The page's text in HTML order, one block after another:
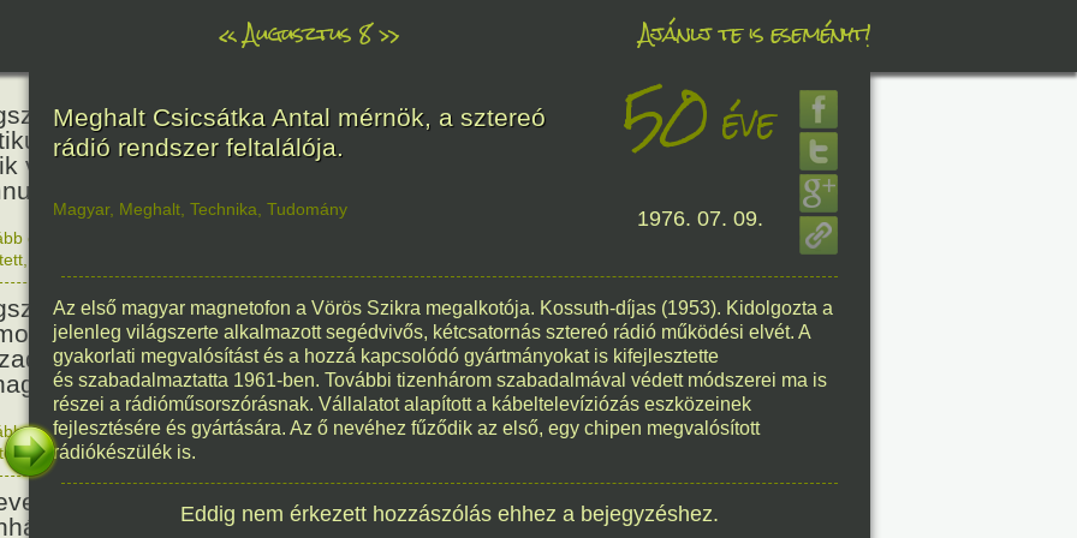
«Augusztus 8» Ajánlj te is eseményt!
Kölcsey Ferenc költő,
akadémikus, a reformkor
vezéregyénisége, a nemzeti
költője.
236éve
olvasom
Mikes Kelemen
műfordító, a XVIII.
magyar prózairodalom
alakja.
336éve
olvasom|1 hozzászólás, szólj Te is hozzá!
,Történelem,Irodalom
a Pesti Magyar
Nemzeti Színháznak.
186éve
Meghalt Csicsátka Antal mérnök, a sztereó
rádió rendszer feltalálója.
50 éve
Magyar, Meghalt Technika Tudomány 1976. 07. 09.
Az első magyar magnetofon a Vörös Szikra megalkotója. Kossuth-díjas (1953). Kidolgozta a
jelenleg világszerte alkalmazott segédvivős, kétcsatornás sztereó rádió működési elvét. A
gyakorlati megvalósítást és a hozzá kapcsolódó gyártmányokat is kifejlesztette
és szabadalmaztatta 1961-ben. További tizenhárom szabadalmával védett módszerei ma is
részei a rádióműsorszórásnak. Vállalatot alapított a kábeltelevíziózás eszközeinek
fejlesztésére és gyártására. Az ő nevéhez fűződik az első, egy chipen megvalósított
rádiókészülék is.
Eddig nem érkezett hozzászólás ehhez a bejegyzéshez.